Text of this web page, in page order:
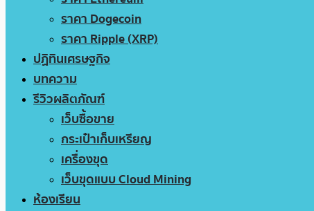
ราคา Dogecoin
ราคา Ripple (XRP)
ปฏิทินเศรษฐกิจ
บทความ
รีวิวผลิตภัณฑ์
เว็บซื้อขาย
กระเป๋าเก็บเหรียญ
เครื่องขุด
เว็บขุดแบบ Cloud Mining
ห้องเรียน